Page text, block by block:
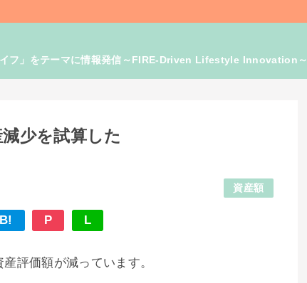
フ」をテーマに情報発信～FIRE-Driven Lifestyle Innovation～
少を試算した
資産額
B! P L
評価額が減っています。